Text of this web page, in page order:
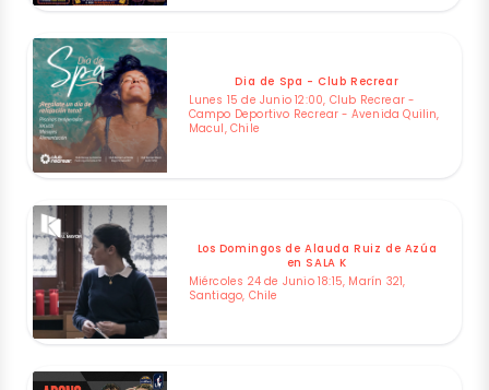
Dia de Spa - Club Recrear
Lunes 15 de Junio 12:00, Club Recrear -
Campo Deportivo Recrear - Avenida Quilin,
Macul, Chile
Los Domingos de Alauda Ruiz de Azúa
en SALA K
Miércoles 24 de Junio 18:15, Marín 321,
Santiago, Chile